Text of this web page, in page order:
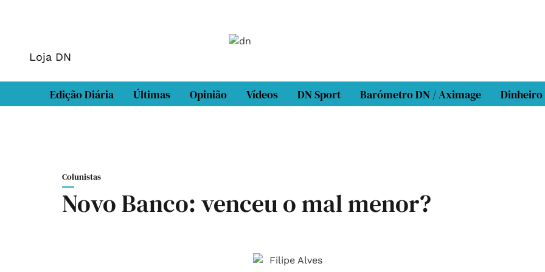
Loja DN
Edição Diária Últimas Opinião Vídeos DN Sport Barómetro DN / Aximage Dinheiro
Colunistas
Novo Banco: venceu o mal menor?